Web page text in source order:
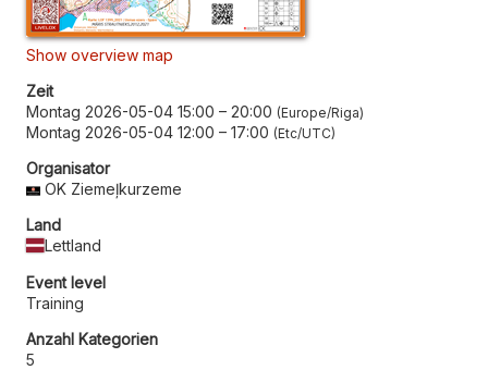
Show overview map
Zeit
Montag 2026-05-04 15:00 – 20:00 Europe/Riga
Montag 2026-05-04 12:00 – 17:00 Etc/UTC
Organisator
OK Ziemeļkurzeme
Land
Lettland
Event level
Training
Anzahl Kategorien
5